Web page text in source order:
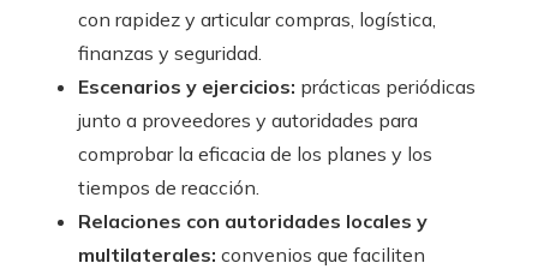
con rapidez y articular compras, logística,
finanzas y seguridad.
Escenarios y ejercicios: prácticas periódicas
junto a proveedores y autoridades para
comprobar la eficacia de los planes y los
tiempos de reacción.
Relaciones con autoridades locales y
multilaterales: convenios que faciliten